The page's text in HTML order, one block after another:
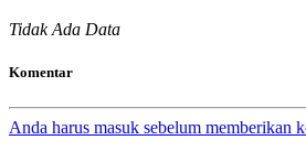
Tidak Ada Data
Komentar
Anda harus masuk sebelum memberikan